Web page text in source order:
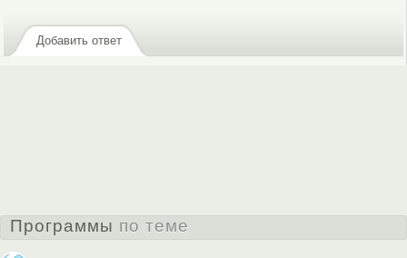
Добавить ответ
Программы по теме